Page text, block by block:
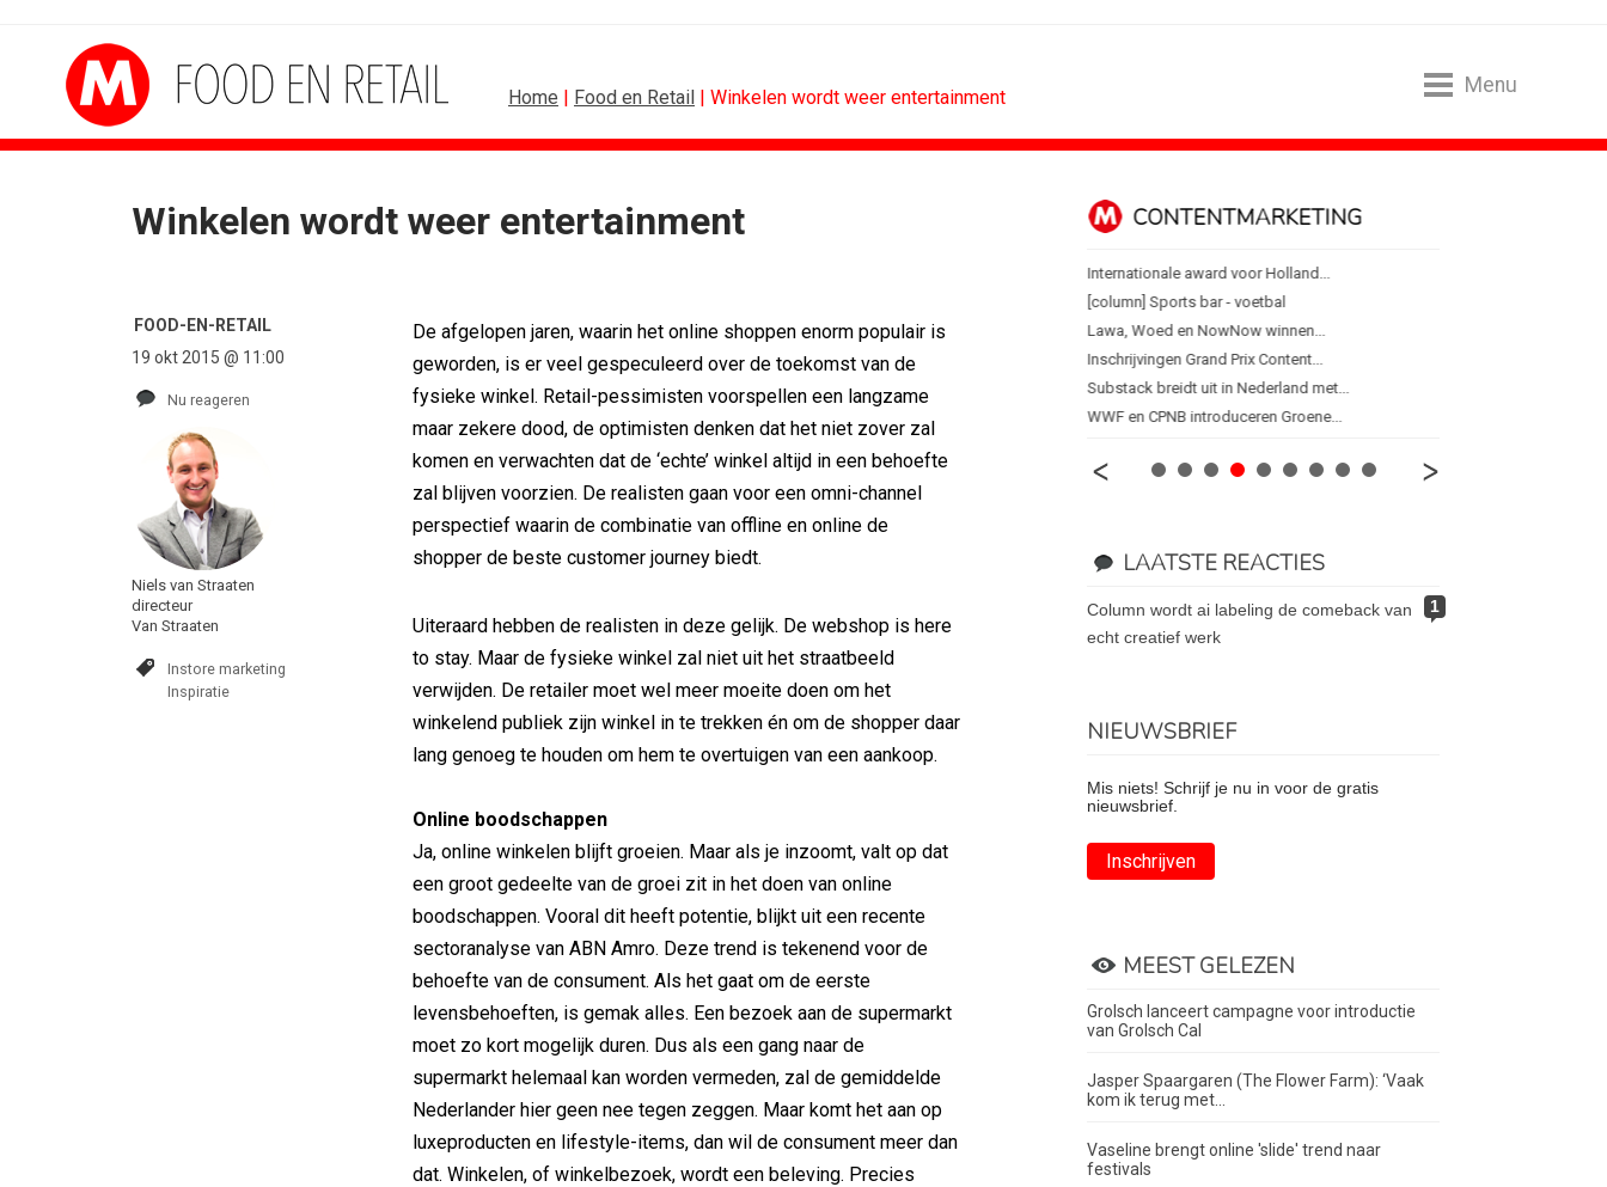
Home | Food en Retail | Winkelen wordt weer entertainment
Menu
Winkelen wordt weer entertainment
FOOD-EN-RETAIL
19 okt 2015 @ 11:00
Nu reageren
Niels van Straaten
directeur
Van Straaten
Instore marketing
Inspiratie
De afgelopen jaren, waarin het online shoppen enorm populair is
geworden, is er veel gespeculeerd over de toekomst van de
fysieke winkel. Retail-pessimisten voorspellen een langzame
maar zekere dood, de optimisten denken dat het niet zover zal
komen en verwachten dat de ‘echte’ winkel altijd in een behoefte
zal blijven voorzien. De realisten gaan voor een omni-channel
perspectief waarin de combinatie van offline en online de
shopper de beste customer journey biedt.
Uiteraard hebben de realisten in deze gelijk. De webshop is here
to stay. Maar de fysieke winkel zal niet uit het straatbeeld
verwijden. De retailer moet wel meer moeite doen om het
winkelend publiek zijn winkel in te trekken én om de shopper daar
lang genoeg te houden om hem te overtuigen van een aankoop.
Online boodschappen
Ja, online winkelen blijft groeien. Maar als je inzoomt, valt op dat
een groot gedeelte van de groei zit in het doen van online
boodschappen. Vooral dit heeft potentie, blijkt uit een recente
sectoranalyse van ABN Amro. Deze trend is tekenend voor de
behoefte van de consument. Als het gaat om de eerste
levensbehoeften, is gemak alles. Een bezoek aan de supermarkt
moet zo kort mogelijk duren. Dus als een gang naar de
supermarkt helemaal kan worden vermeden, zal de gemiddelde
Nederlander hier geen nee tegen zeggen. Maar komt het aan op
luxeproducten en lifestyle-items, dan wil de consument meer dan
dat. Winkelen, of winkelbezoek, wordt een beleving. Precies
ALGEMEEN
[column] De Nederlandse klant als...
Lotte Willemsen: Hoe merken hun...
[column] Rust is het nieuwe premium
B2B
Special Ops bouwt merk rond...
De marketingwereld optimaliseert...
De marketingkracht van De...
Marketingtransfers week 28, 2026
Horecapartijen starten campagne voor...
Closed on Monday lanceert eigen...
Lamborghini maakt ambitie leidend
Havas neemt SportVibes over
CONTENTMARKETING
Internationale award voor Holland...
[column] Sports bar - voetbal
Lawa, Woed en NowNow winnen...
Inschrijvingen Grand Prix Content...
Substack breidt uit in Nederland met...
WWF en CPNB introduceren Groene...
LAATSTE REACTIES
1
column wordt ai labeling de comeback van
echt creatief werk
NIEUWSBRIEF
Mis niets! Schrijf je nu in voor de gratis
nieuwsbrief.
Inschrijven
MEEST GELEZEN
Grolsch lanceert campagne voor introductie
van Grolsch Cal
Jasper Spaargaren (The Flower Farm): ‘Vaak
kom ik terug met...
Vaseline brengt online 'slide' trend naar
festivals